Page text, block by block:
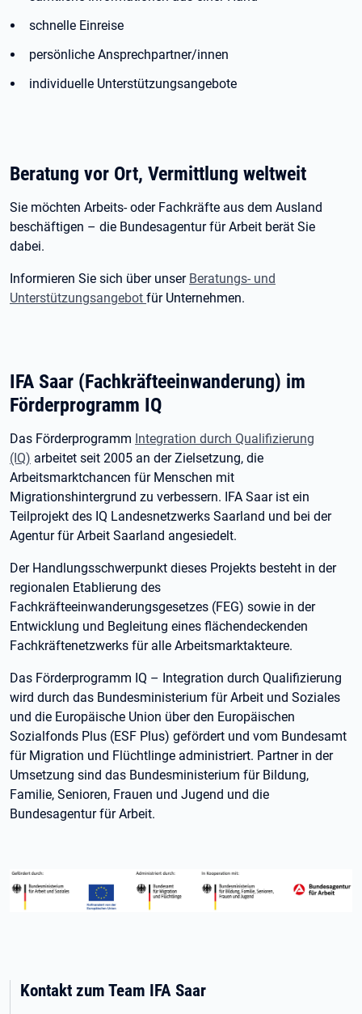
schnelle Einreise
persönliche Ansprechpartner/innen
individuelle Unterstützungsangebote
Beratung vor Ort, Vermittlung weltweit
Sie möchten Arbeits- oder Fachkräfte aus dem Ausland
beschäftigen – die Bundesagentur für Arbeit berät Sie
dabei.
Informieren Sie sich über unser Beratungs- und
Unterstützungsangebot für Unternehmen.
IFA Saar (Fachkräfteeinwanderung) im
Förderprogramm IQ
Das Förderprogramm Integration durch Qualifizierung
(IQ) arbeitet seit 2005 an der Zielsetzung, die
Arbeitsmarktchancen für Menschen mit
Migrationshintergrund zu verbessern. IFA Saar ist ein
Teilprojekt des IQ Landesnetzwerks Saarland und bei der
Agentur für Arbeit Saarland angesiedelt.
Der Handlungsschwerpunkt dieses Projekts besteht in der
regionalen Etablierung des
Fachkräfteeinwanderungsgesetzes (FEG) sowie in der
Entwicklung und Begleitung eines flächendeckenden
Fachkräftenetzwerks für alle Arbeitsmarktakteure.
Das Förderprogramm IQ – Integration durch Qualifizierung
wird durch das Bundesministerium für Arbeit und Soziales
und die Europäische Union über den Europäischen
Sozialfonds Plus (ESF Plus) gefördert und vom Bundesamt
für Migration und Flüchtlinge administriert. Partner in der
Umsetzung sind das Bundesministerium für Bildung,
Familie, Senioren, Frauen und Jugend und die
Bundesagentur für Arbeit.
Kontakt zum Team IFA Saar